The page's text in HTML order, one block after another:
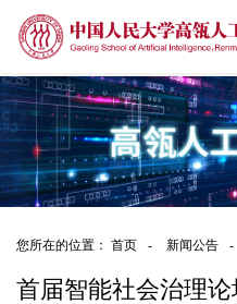
您所在的位置： 首页 - 新闻公告 -
首届智能社会治理